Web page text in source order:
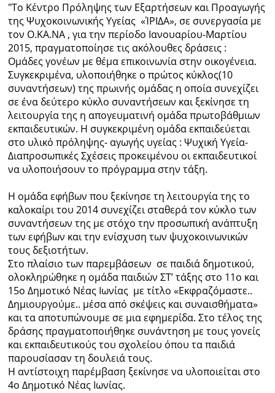
"To Kέντρο Πρόληψης των Εξαρτήσεων και Προαγωγής
της Ψυχοκοινωνικής Υγείας «ΊΡΙΔΑ», σε συνεργασία με
τον Ο.ΚΑ.ΝΑ , για την περίοδο Ιανουαρίου-Μαρτίου
2015, πραγματοποίησε τις ακόλουθες δράσεις :
Ομάδες γονέων με θέμα επικοινωνία στην οικογένεια.
Συγκεκριμένα, υλοποιήθηκε ο πρώτος κύκλος(10
συναντήσεων) της πρωινής ομάδας η οποία συνεχίζει
σε ένα δεύτερο κύκλο συναντήσεων και ξεκίνησε τη
λειτουργία της η απογευματινή ομάδα πρωτοβάθμιων
εκπαιδευτικών. Η συγκεκριμένη ομάδα εκπαιδεύεται
στο υλικό πρόληψης- αγωγής υγείας : Ψυχική Υγεία-
Διαπροσωπικές Σχέσεις προκειμένου οι εκπαιδευτικοί
να υλοποιήσουν το πρόγραμμα στην τάξη.
Η ομάδα εφήβων που ξεκίνησε τη λειτουργία της το
καλοκαίρι του 2014 συνεχίζει σταθερά τον κύκλο των
συναντήσεων της με στόχο την προσωπική ανάπτυξη
των εφήβων και την ενίσχυση των ψυχοκοινωνικών
τους δεξιοτήτων.
Στο πλαίσιο των παρεμβάσεων σε παιδιά δημοτικού,
ολοκληρώθηκε η ομάδα παιδιών ΣΤ’ τάξης στο 11ο και
15ο Δημοτικό Νέας Ιωνίας με τίτλο «Εκφραζόμαστε..
Δημιουργούμε.. μέσα από σκέψεις και συναισθήματα»
και τα αποτυπώνουμε σε μια εφημερίδα. Στο τέλος της
δράσης πραγματοποιήθηκε συνάντηση με τους γονείς
και εκπαιδευτικούς του σχολείου όπου τα παιδιά
παρουσίασαν τη δουλειά τους.
Η αντίστοιχη παρέμβαση ξεκίνησε να υλοποιείται στο
4ο Δημοτικό Νέας Ιωνίας.